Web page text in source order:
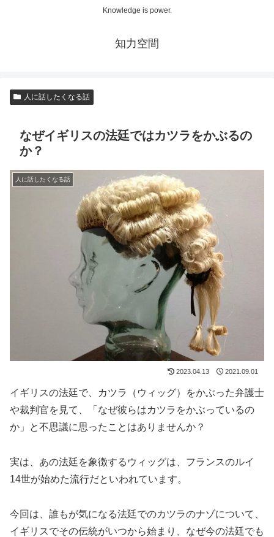
Knowledge is power.
知力空間
人に話したくなる話
なぜイギリスの法廷ではカツラをかぶるの
か？
人に話したくなる話
2023.04.13 2021.09.01
イギリスの法廷で、カツラ（ウィッグ）をかぶった弁護士
や裁判官を見て、「なぜ彼らはカツラをかぶっているの
か」と不思議に思ったことはありませんか？
実は、あの法廷を象徴するウィッグは、フランスのルイ
14世が始めた流行だといわれています。
今回は、誰もが気になる法廷でのカツラのナゾについて、
イギリスでその伝統がいつから始まり、なぜ今の法廷でも